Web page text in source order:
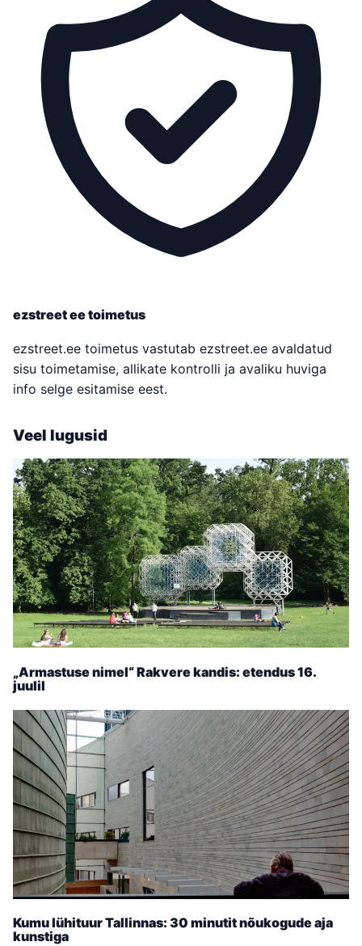
ezstreet ee toimetus
ezstreet.ee toimetus vastutab ezstreet.ee avaldatud
sisu toimetamise, allikate kontrolli ja avaliku huviga
info selge esitamise eest.
Veel lugusid
„Armastuse nimel“ Rakvere kandis: etendus 16.
juulil
Kumu lühituur Tallinnas: 30 minutit nõukogude aja
kunstiga